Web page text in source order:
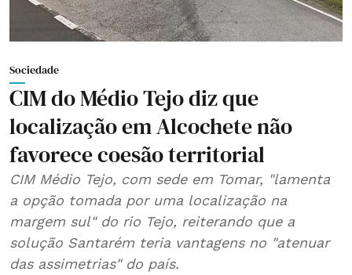
Sociedade
CIM do Médio Tejo diz que
localização em Alcochete não
favorece coesão territorial
CIM Médio Tejo, com sede em Tomar, "lamenta
a opção tomada por uma localização na
margem sul" do rio Tejo, reiterando que a
solução Santarém teria vantagens no "atenuar
das assimetrias" do país.